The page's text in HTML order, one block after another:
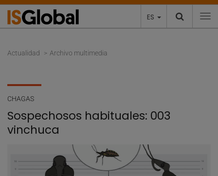
ES
Actualidad Archivo multimedia
CHAGAS
Sospechosos habituales: 003
vinchuca